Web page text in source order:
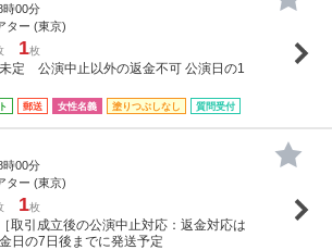
時00分
ター (東京)
1枚
定 公演中止以外の返金不可 公演日の1
郵送 女性名義 塗りつぶしなし 質問受付
時00分
ター (東京)
1枚
引成立後の公演中止対応：返金対応は
日の7日後までに発送予定